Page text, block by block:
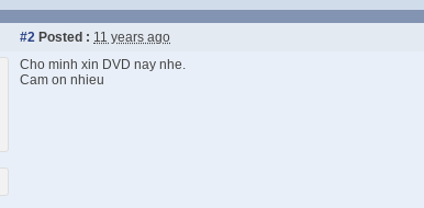
#2 Posted : 11 years ago
Cho minh xin DVD nay nhe.
Cam on nhieu